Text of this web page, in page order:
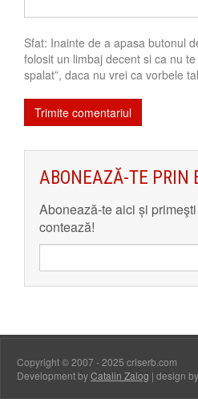
Sfat: Inainte de a apasa butonul
folosit un limbaj decent si ca nu
spalat”, daca nu vrei ca vorbele
ABONEAZĂ-TE PRIN
Abonează-te aici și
contează!
Copyright © 2007 - 2025 criserb.com
Development byCatalin Zalog | design